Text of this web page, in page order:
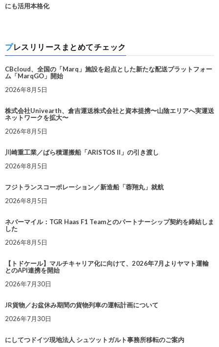
にも活用本格化
プレスリリースまとめてチェック
CBcloud、全国の「Marq」施設を起点とした新たな配送プラットフォー
ム「MarqGO」開始
2026年8月5日
株式会社Univearth、倉吉運送株式会社と資本提携〜山陰エリアへ実運送
ネットワークを拡大〜
2026年8月5日
川崎重工業／ばら積運搬船「ARISTOS II」の引き渡し
2026年8月5日
フジトランスコーポレーション／新造船「蓉翔丸」就航
2026年8月5日
ネバーマイル：TGR Haas F1 Teamとのパートナーシップ契約を締結しま
した
2026年8月5日
【トドケール】マルチキャリア化に向けて、2026年7月よりヤマト運輸
とのAPI連携を開始
2026年7月30日
JR貨物／お盆休み期間の貨物列車の運転計画について
2026年7月30日
にしてつドイツ現地法人 シュツットガルト事務所移転のご案内